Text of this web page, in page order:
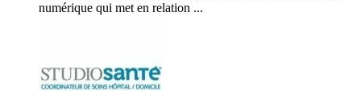
numérique qui met en relation ...